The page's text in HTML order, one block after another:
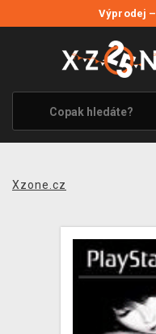
Výprodej
VÝPRODEJ
VIDEOHRY
XZONE ORIGINALS
TÉMATIKY
SPOLEČENSKÉ HRY
Xzone.cz